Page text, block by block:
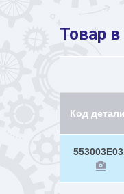
Товар в
Код детали